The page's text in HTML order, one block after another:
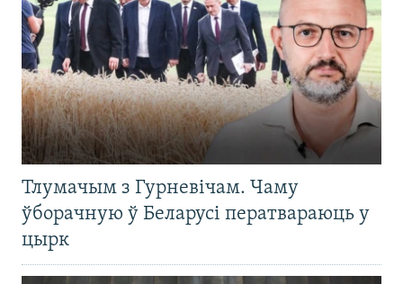
Тлумачым з Гурневічам. Чаму
ўборачную ў Беларусі ператвараюць у
цырк